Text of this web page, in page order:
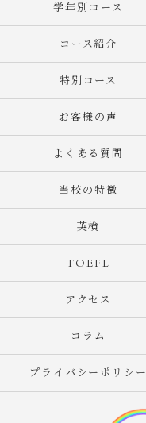
学年別コース
コース紹介
特別コース
お客様の声
よくある質問
当校の特徴
英検
TOEFL
アクセス
コラム
プライバシーポリシー